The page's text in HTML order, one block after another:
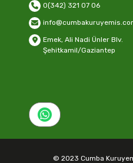
0(342) 321 07 06
Emek, Ali Nadi Ünler Blv.
Şehitkamil/Gaziantep
© 2023 Cumba